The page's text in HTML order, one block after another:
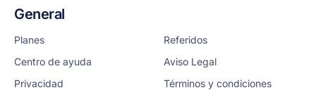
General
Planes
Referidos
Centro de ayuda
Aviso Legal
Privacidad
Términos y condiciones